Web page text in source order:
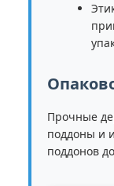
Прочные
поддоны и
поддонов